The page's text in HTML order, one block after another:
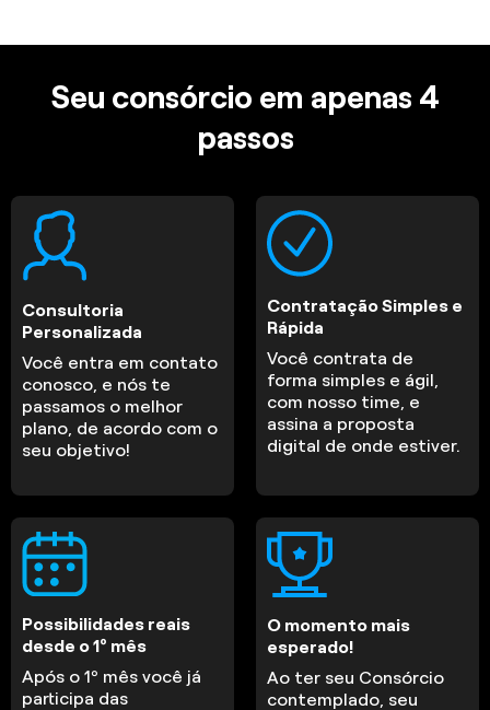
Seu consórcio em apenas 4
passos
Consultoria
Personalizada
Você entra em contato
conosco, e nós te
passamos o melhor
plano, de acordo com o
seu objetivo!
Contratação Simples e
Rápida
Você contrata de
forma simples e ágil,
com nosso time, e
assina a proposta
digital de onde estiver.
Possibilidades reais
desde o 1º mês
Após o 1º mês você já
participa das
O momento mais
esperado!
Ao ter seu Consórcio
contemplado, seu